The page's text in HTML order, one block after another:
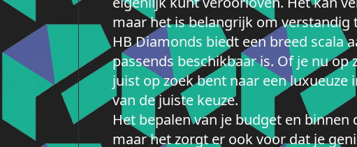
maar het is belangrijk om
HB Diamonds biedt een breed scala
passends beschikbaar is. Of je nu
juist op zoek bent naar een
van de juiste keuze.
Het bepalen van je budget en
maar het zorgt er ook voor dat je